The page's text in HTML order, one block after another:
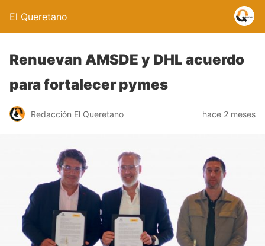
El Queretano
Renuevan AMSDE y DHL acuerdo
para fortalecer pymes
Redacción El Queretano hace 2 meses